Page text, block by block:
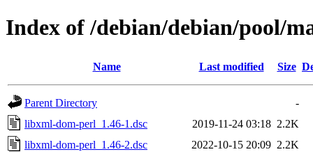
Index of /debian/debian/pool/
Name Last modified Size
Parent Directory
-
libxml-dom-perl_1.46-1.dsc
2019-11-24 03:18 2.2K
libxml-dom-perl_1.46-2.dsc
2022-10-15 20:09 2.2K